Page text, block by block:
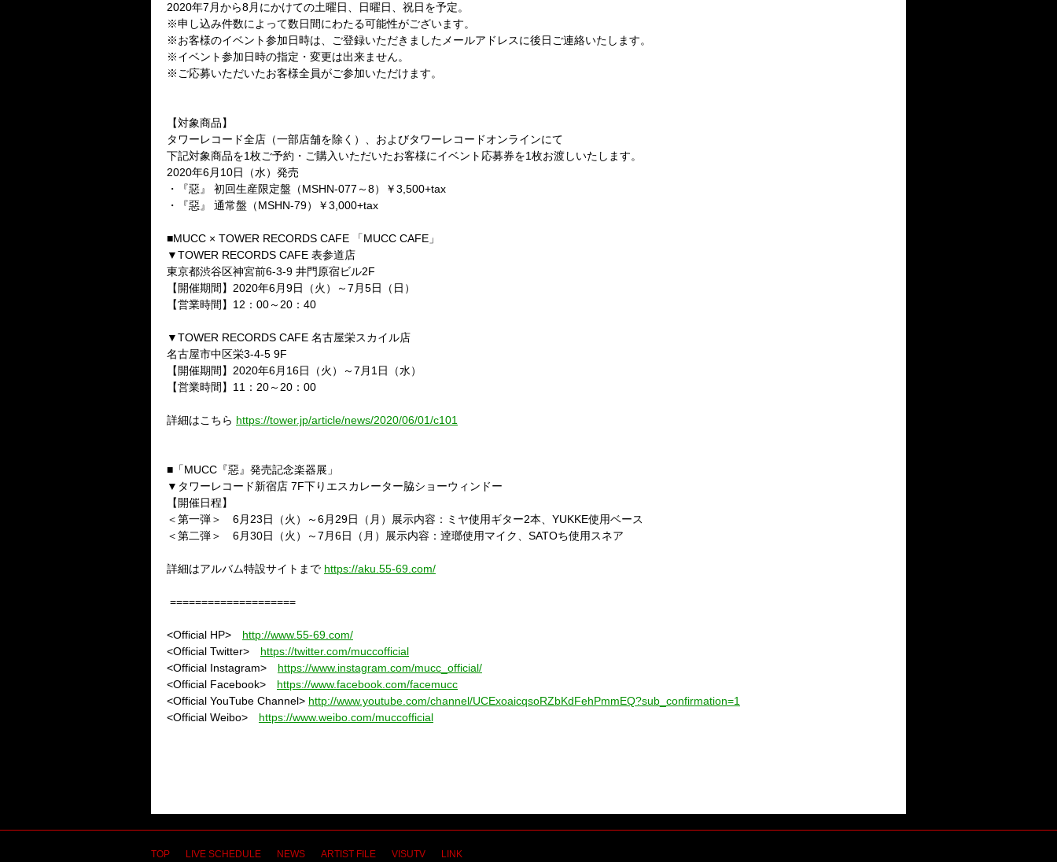
2020年7 月から8月にかけての土曜日、日曜日、祝日を予定。
※申し込み件数によって数日間にわたる可能性がございます。
※お客様のイベント参加日時は、ご登録いただきましたメールアドレスに後日ご連絡いたします。
※イベント参加日時の指定・変更は出来ません。
※ご応募いただいたお客様全員がご参加いただけます。
【対象商品】
タワーレコード全店（一部店舗を除く）、およびタワーレコードオンラインにて
下記対象商品を1枚ご予約・ご購入いただいたお客様にイベント応募券を1枚お渡しいたします。
2020年6月 10日（水）発売
・『惡』
初回生産限定盤（MSHN-077 ～8）￥3,500+tax
・『惡』
通常盤（MSHN-79）￥3,000+tax
■MUCC × TOWER RECORDS CAFE 「MUCC CAFE 」
▼TOWER RECORDS CAFE 表参道店
東京都渋谷区神宮前6-3-9 井門原宿ビル2F
【開催期間】 2020年6月9日（火）～7 月5日（日）
【営業時間】 12 ： 00～ 20 ： 40
▼TOWER RECORDS CAFE 名古屋栄スカイル店
名古屋市中区栄3-4-5 9F
【開催期間】 2020年6月 16日（火）～7 月 1 日（水）
【営業時間】 11 ： 20～ 20 ： 00
詳細はこちら https://tower.jp/article/news/2020/06/01/c101
■「MUCC 『惡』発売記念楽器展」
▼タワーレコード新宿店 7F下りエスカレーター脇ショーウィンドー
【開催日程】
＜第一弾＞
6月 23日（火）～6月 29日（月）展示内容：ミヤ使用ギター2本、 YUKKE使用ベース
＜第二弾＞
6月30日（火）～7 月6日（月）展示内容：逹瑯使用マイク、 SATOち使用スネア
詳細はアルバム特設サイトまで https://aku.55-69.com/
====================
<Official HP>
http://www.55-69.com/
<Official Twitter>
https://twitter.com/muccofficial
<Official Instagram>
https://www.instagram.com/mucc_official/
<Official Facebook>
https://www.facebook.com/facemucc
<Official YouTube Channel> http://www.youtube.com/channel/UCExoaicqsoRZbKdFehPmmEQ?sub_confirmation=1
<Official Weibo>
https://www.weibo.com/muccofficial
TOP LIVE SCHEDULE NEWS ARTIST FILE VISUTV LINK